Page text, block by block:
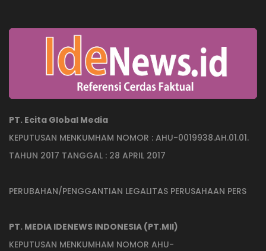
PT. Ecita Global Media
KEPUTUSAN MENKUMHAM NOMOR : AHU-0019938.AH.01.01.
TAHUN 2017 TANGGAL : 28 APRIL 2017
PERUBAHAN/PENGGANTIAN LEGALITAS PERUSAHAAN PERS
PT. MEDIA IDENEWS INDONESIA (PT.MII)
KEPUTUSAN MENKUMHAM NOMOR AHU-